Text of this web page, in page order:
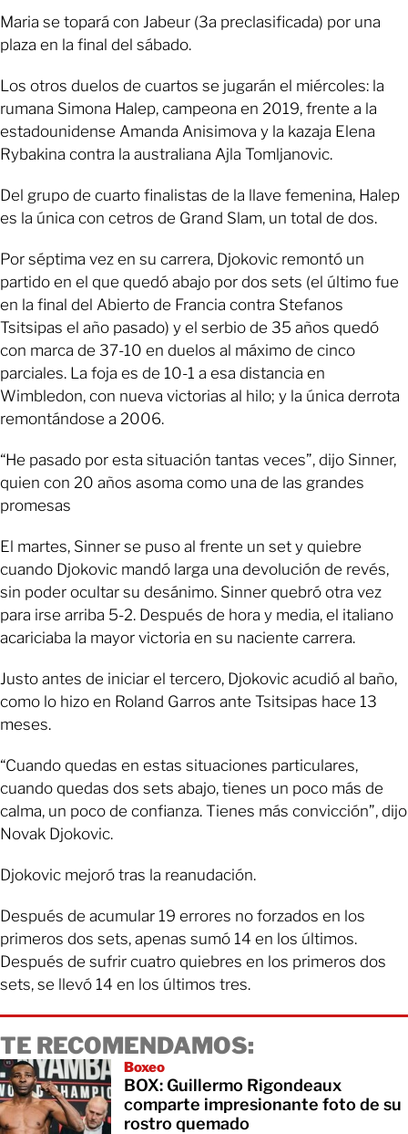
Maria se topará con Jabeur (3a preclasificada) por una
plaza en la final del sábado.
Los otros duelos de cuartos se jugarán el miércoles: la
rumana Simona Halep, campeona en 2019, frente a la
estadounidense Amanda Anisimova y la kazaja Elena
Rybakina contra la australiana Ajla Tomljanovic.
Del grupo de cuarto finalistas de la llave femenina, Halep
es la única con cetros de Grand Slam, un total de dos.
Por séptima vez en su carrera, Djokovic remontó un
partido en el que quedó abajo por dos sets (el último fue
en la final del Abierto de Francia contra Stefanos
Tsitsipas el año pasado) y el serbio de 35 años quedó
con marca de 37-10 en duelos al máximo de cinco
parciales. La foja es de 10-1 a esa distancia en
Wimbledon, con nueva victorias al hilo; y la única derrota
remontándose a 2006.
“He pasado por esta situación tantas veces”, dijo Sinner,
quien con 20 años asoma como una de las grandes
promesas
El martes, Sinner se puso al frente un set y quiebre
cuando Djokovic mandó larga una devolución de revés,
sin poder ocultar su desánimo. Sinner quebró otra vez
para irse arriba 5-2. Después de hora y media, el italiano
acariciaba la mayor victoria en su naciente carrera.
Justo antes de iniciar el tercero, Djokovic acudió al baño,
como lo hizo en Roland Garros ante Tsitsipas hace 13
meses.
“Cuando quedas en estas situaciones particulares,
cuando quedas dos sets abajo, tienes un poco más de
calma, un poco de confianza. Tienes más convicción”, dijo
Novak Djokovic.
Djokovic mejoró tras la reanudación.
Después de acumular 19 errores no forzados en los
primeros dos sets, apenas sumó 14 en los últimos.
Después de sufrir cuatro quiebres en los primeros dos
sets, se llevó 14 en los últimos tres.
TE RECOMENDAMOS:
Boxeo
BOX: Guillermo Rigondeaux
comparte impresionante foto de su
rostro quemado